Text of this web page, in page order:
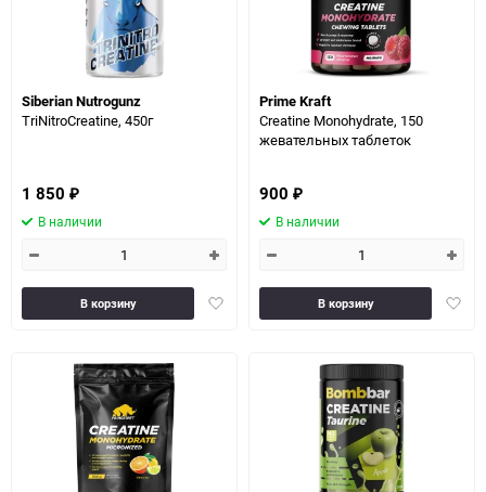
Siberian Nutrogunz
TriNitroCreatine, 450г
1 850 ₽
В наличии
Добавить
В корзину
Prime Kraft
Creatine Monohydrate, 150
жевательных таблеток
900 ₽
В наличии
В корзину